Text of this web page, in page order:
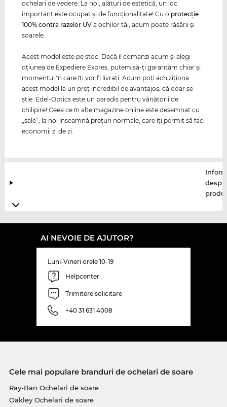
ochelari de vedere. La noi, alături de estetică, un loc
important este ocupat şi de funcţionalitate! Cu o protecţie
100% contra razelor UV a ochilor tăi, acum poate răsării şi
soarele.
Acest model este pe stoc. Dacă îl comanzi acum şi alegi
oţiunea de Expediere Expres, putem să-ţi garantăm chiar şi
momentul în care îţi vor fi livraţi. Acum poţi achiziţiona
acest model la un preţ incredibil de avantajos, că doar se
ştie: Edel-Optics este un paradis pentru vânătorii de
chilipire! Ceea ce în alte magazine online este desemnat cu
„sale”, la noi înseamnă preţuri normale, care îţi permit să faci
economii zi de zi.
AI NEVOIE DE AJUTOR?
Luni-Vineri orele 10-19
Helpcenter
Trimitere solicitare
+40 31 631 4008
Cele mai populare branduri de ochelari de soare
Ray-Ban Ochelari de soare
Oakley Ochelari de soare